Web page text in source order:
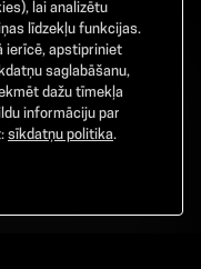
Instagram
aizsargātas.
lai analizētu
līdzekļu funkcijas.
ierīcē, apstipriniet
saglabāšanu,
dažu tīmekļa
informāciju par
sīkdatņu politika.